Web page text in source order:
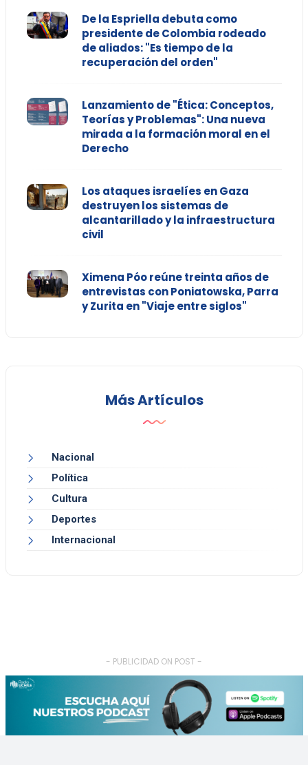
De la Espriella debuta como
presidente de Colombia rodeado
de aliados: "Es tiempo de la
recuperación del orden"
Lanzamiento de "Ética: Conceptos,
Teorías y Problemas": Una nueva
mirada a la formación moral en el
Derecho
Los ataques israelíes en Gaza
destruyen los sistemas de
alcantarillado y la infraestructura
civil
Ximena Póo reúne treinta años de
entrevistas con Poniatowska, Parra
y Zurita en "Viaje entre siglos"
Más Artículos
Nacional
Política
Cultura
Deportes
Internacional
- PUBLICIDAD ON POST -